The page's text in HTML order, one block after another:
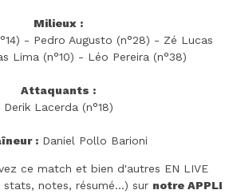
Milieux :
- Pedro Augusto (n°28) - Zé Lucas
Lima (n°10) - Léo Pereira (n°38)
Attaquants :
Derik Lacerda (n°18)
:Daniel Pollo Barioni
ce match et bien d'autres EN LIVE
notes, résumé...) sur notre APPLI